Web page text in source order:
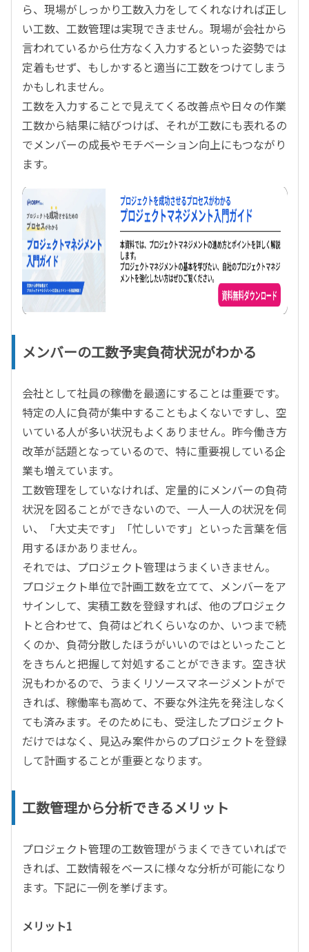
ら、現場がしっかり工数入力をしてくれなければ正し
い工数、工数管理は実現できません。現場が会社から
言われているから仕方なく入力するといった姿勢では
定着もせず、もしかすると適当に工数をつけてしまう
かもしれません。
工数を入力することで見えてくる改善点や日々の作業
工数から結果に結びつけば、それが工数にも表れるの
でメンバーの成長やモチベーション向上にもつながり
ます。
メンバーの工数予実負荷状況がわかる
会社として社員の稼働を最適にすることは重要です。
特定の人に負荷が集中することもよくないですし、空
いている人が多い状況もよくありません。昨今働き方
改革が話題となっているので、特に重要視している企
業も増えています。
工数管理をしていなければ、定量的にメンバーの負荷
状況を図ることができないので、一人一人の状況を伺
い、「大丈夫です」「忙しいです」といった言葉を信
用するほかありません。
それでは、プロジェクト管理はうまくいきません。
プロジェクト単位で計画工数を立てて、メンバーをア
サインして、実積工数を登録すれば、他のプロジェク
トと合わせて、負荷はどれくらいなのか、いつまで続
くのか、負荷分散したほうがいいのではといったこと
をきちんと把握して対処することができます。空き状
況もわかるので、うまくリソースマネージメントがで
きれば、稼働率も高めて、不要な外注先を発注しなく
ても済みます。そのためにも、受注したプロジェクト
だけではなく、見込み案件からのプロジェクトを登録
して計画することが重要となります。
工数管理から分析できるメリット
プロジェクト管理の工数管理がうまくできていればで
きれば、工数情報をベースに様々な分析が可能になり
ます。下記に一例を挙げます。
メリット1